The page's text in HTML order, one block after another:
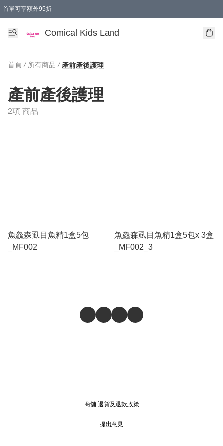
首單可享額外95折
Comical Kids Land
首頁 / 所有商品 / 產前產後護理
產前產後護理
2項 商品
魚鱻森虱目魚精1盒5包
_MF002
魚鱻森虱目魚精1盒5包x 3盒
_MF002_3
商舖 退貨及退款政策
提出意見